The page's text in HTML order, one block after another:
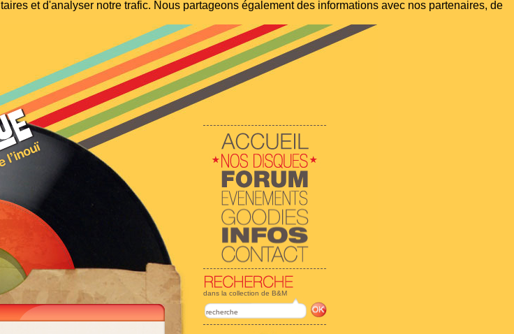
et d'analyser notre trafic. Nous partageons également des informations avec nos partenaires, de
dans la collection de B&M